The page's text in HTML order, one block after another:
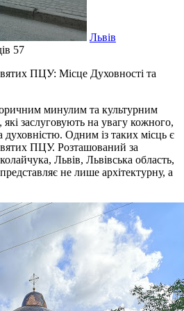
Львів
57
ПЦУ: Місце Духовності та
минулим та культурним
які заслуговують на увагу кожного,
духовністю. Одним із таких місць є
ПЦУ. Розташований за
Львів, Львівська область,
не лише архітектурну, а